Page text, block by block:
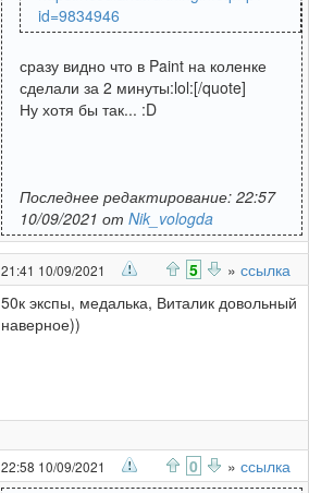
id=9834946
сразу видно что в Paint на коленке
сделали за 2 минуты:lol:[/quote]
Ну хотя бы так... :D
Последнее редактирование: 22:57
10/09/2021 от Nik_vologda
21:41 10/09/2021 5 » ссылка
50к экспы, медалька, Виталик довольный
наверное))
22:58 10/09/2021 0 » ссылка